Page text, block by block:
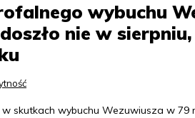
wybuchu
nie w
skutkach wybuchu Wezuwiusza w 79